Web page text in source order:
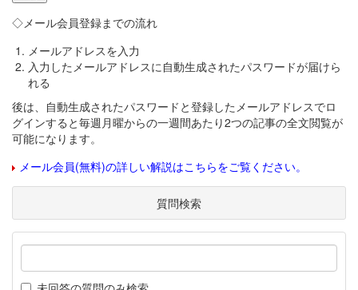
◇メール会員登録までの流れ
メールアドレスを入力
入力したメールアドレスに自動生成されたパスワードが届けら
れる
後は、自動生成されたパスワードと登録したメールアドレスでロ
グインすると毎週月曜からの一週間あたり2つの記事の全文閲覧が
可能になります。
メール会員(無料)の詳しい解説はこちらをご覧ください。
質問検索